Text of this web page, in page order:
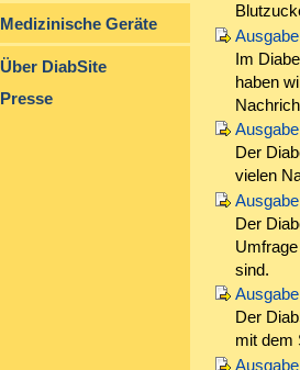
Medizinische Geräte
Über DiabSite
Presse
Im
haben
Der
vielen
Der
sind.
Der
mit dem